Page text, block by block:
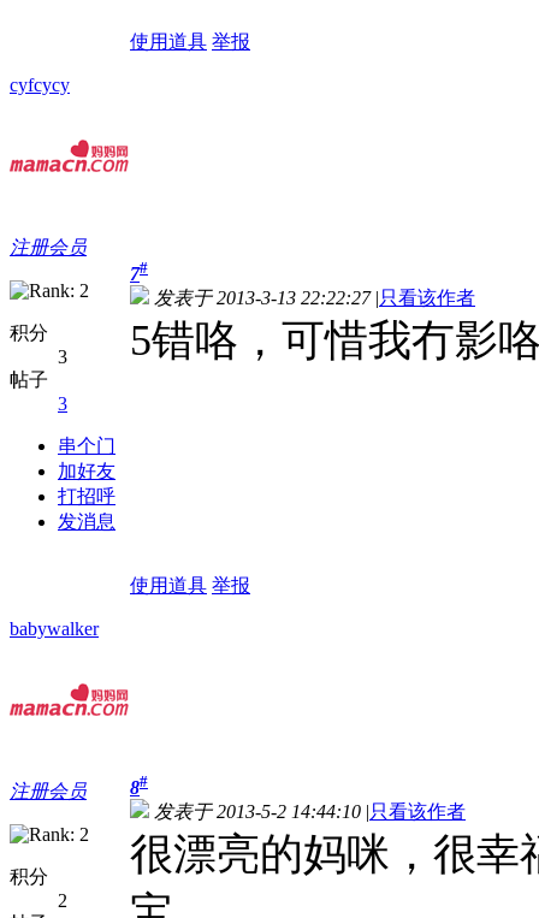
使用道具 举报
cyfcycy
注册会员
积分
3
帖子
3
串个门
加好友
打招呼
发消息
7#
发表于 2013-3-13 22:22:27 |只看该作者
5错咯，可惜我冇影
使用道具 举报
babywalker
注册会员
积分
2
8#
发表于 2013-5-2 14:44:10 |只看该作者
很漂亮的妈咪，很幸